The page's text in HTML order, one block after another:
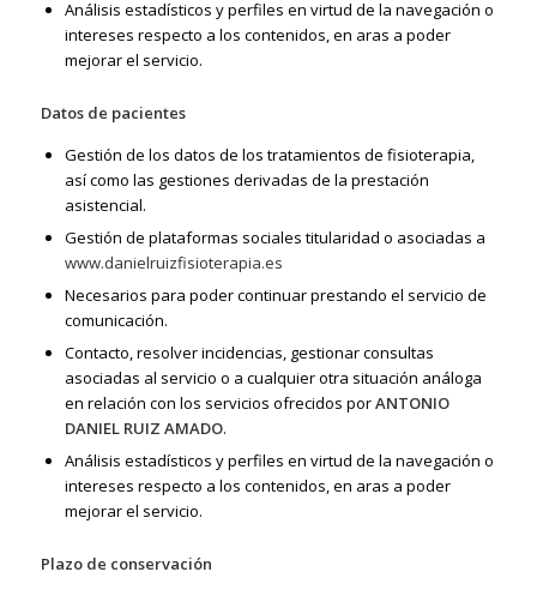
Análisis estadísticos y perfiles en virtud de la navegación o
intereses respecto a los contenidos, en aras a poder
mejorar el servicio.
Datos de pacientes
Gestión de los datos de los tratamientos de fisioterapia,
así como las gestiones derivadas de la prestación
asistencial.
Gestión de plataformas sociales titularidad o asociadas a
www.danielruizfisioterapia.es
Necesarios para poder continuar prestando el servicio de
comunicación.
Contacto, resolver incidencias, gestionar consultas
asociadas al servicio o a cualquier otra situación análoga
en relación con los servicios ofrecidos porANTONIO
DANIEL RUIZ AMADO.
Análisis estadísticos y perfiles en virtud de la navegación o
intereses respecto a los contenidos, en aras a poder
mejorar el servicio.
Plazo de conservación